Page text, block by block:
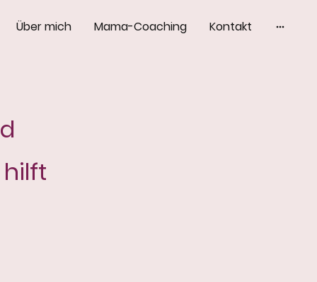
Über mich Mama-Coaching Kontakt